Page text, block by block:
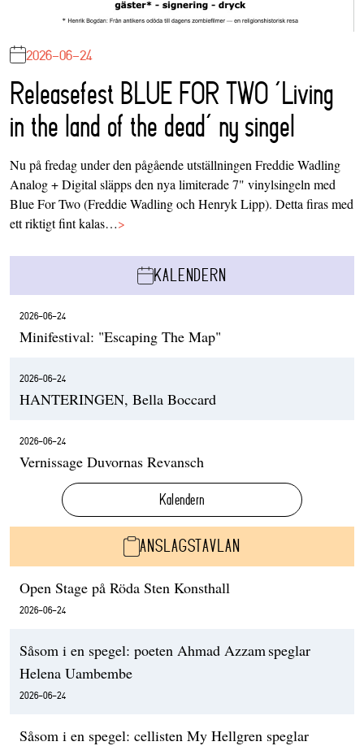
2026-06-24
Releasefest BLUE FOR TWO ‘Living
in the land of the dead’ ny singel
Nu på fredag under den pågående utställningen Freddie Wadling
Analog + Digital släpps den nya limiterade 7" vinylsingeln med
Blue For Two (Freddie Wadling och Henryk Lipp). Detta firas med
ett riktigt fint kalas…>
KALENDERN
2026-06-24
Minifestival: "Escaping The Map"
2026-06-24
HANTERINGEN, Bella Boccard
2026-06-24
Vernissage Duvornas Revansch
Kalendern
ANSLAGSTAVLAN
Open Stage på Röda Sten Konsthall
2026-06-24
Såsom i en spegel: poeten Ahmad Azzam speglar
Helena Uambembe
2026-06-24
Såsom i en spegel: cellisten My Hellgren speglar